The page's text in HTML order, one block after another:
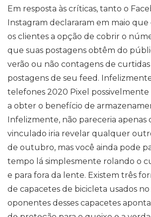
Em resposta às críticas, tanto o
Instagram declararam em maio que
os clientes a opção de cobrir o
que suas postagens obtêm do
verão ou não contagens de curtidas
postagens de seu feed.
telefones 2020 Pixel possivelmente
a obter o benefício de
Infelizmente, não pareceria apenas
vinculado iria revelar qualquer
de outubro, mas você ainda pode
tempo lá simplesmente rolando o
e para fora da lente. Existem três
de capacetes de bicicleta usados
oponentes desses capacetes